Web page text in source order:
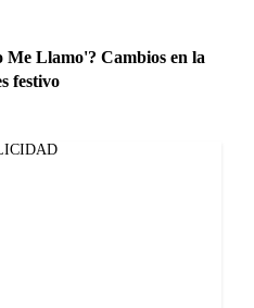
Me Llamo'? Cambios en la
festivo